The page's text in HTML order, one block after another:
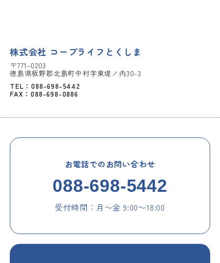
株式会社 コープライフとくしま
〒771-0203
徳島県板野郡北島町中村字東堤ノ内30-3
TEL：088-698-5442
FAX：088-698-0886
お電話でのお問い合わせ
088-698-5442
受付時間：月〜金 9:00〜18:00